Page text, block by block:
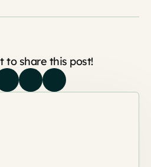
to share this post!